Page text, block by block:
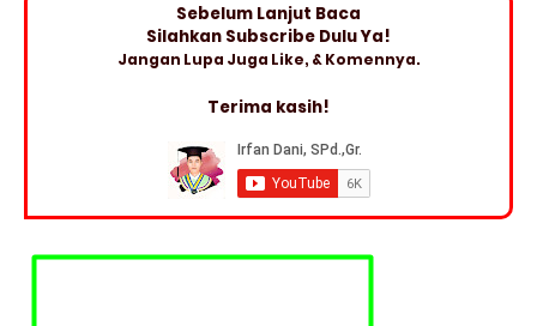
Sebelum Lanjut Baca
Silahkan Subscribe Dulu Ya!
Jangan Lupa Juga Like, & Komennya.
Terima kasih!